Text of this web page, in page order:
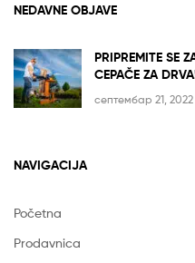
NEDAVNE OBJAVE
PRIPREMITE SE
CEPAČE ZA
септембар 21,
NAVIGACIJA
Početna
Prodavnica